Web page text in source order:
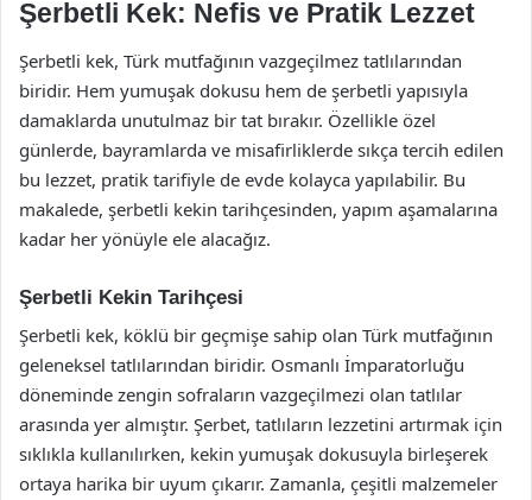
Şerbetli Kek: Nefis ve Pratik Lezzet
Şerbetli kek, Türk mutfağının vazgeçilmez tatlılarından
biridir. Hem yumuşak dokusu hem de şerbetli yapısıyla
damaklarda unutulmaz bir tat bırakır. Özellikle özel
günlerde, bayramlarda ve misafirliklerde sıkça tercih edilen
bu lezzet, pratik tarifiyle de evde kolayca yapılabilir. Bu
makalede, şerbetli kekin tarihçesinden, yapım aşamalarına
kadar her yönüyle ele alacağız.
Şerbetli Kekin Tarihçesi
Şerbetli kek, köklü bir geçmişe sahip olan Türk mutfağının
geleneksel tatlılarından biridir. Osmanlı İmparatorluğu
döneminde zengin sofraların vazgeçilmezi olan tatlılar
arasında yer almıştır. Şerbet, tatlıların lezzetini artırmak için
sıklıkla kullanılırken, kekin yumuşak dokusuyla birleşerek
ortaya harika bir uyum çıkarır. Zamanla, çeşitli malzemeler